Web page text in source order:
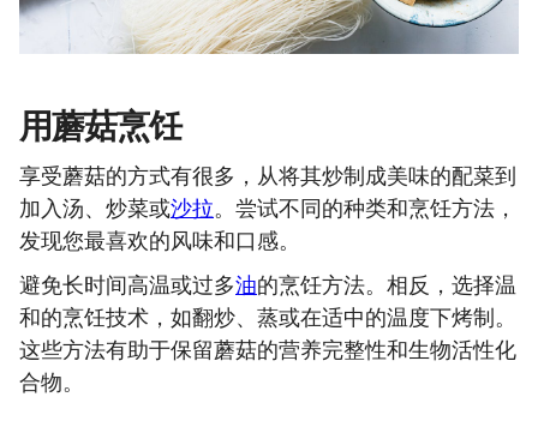
用蘑菇烹饪
享受蘑菇的方式有很多，从将其炒制成美味的配菜到
加入汤、炒菜或沙拉。尝试不同的种类和烹饪方法，
发现您最喜欢的风味和口感。
避免长时间高温或过多油的烹饪方法。相反，选择温
和的烹饪技术，如翻炒、蒸或在适中的温度下烤制。
这些方法有助于保留蘑菇的营养完整性和生物活性化
合物。